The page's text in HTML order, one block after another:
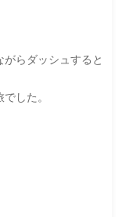
らダッシュすると
した。